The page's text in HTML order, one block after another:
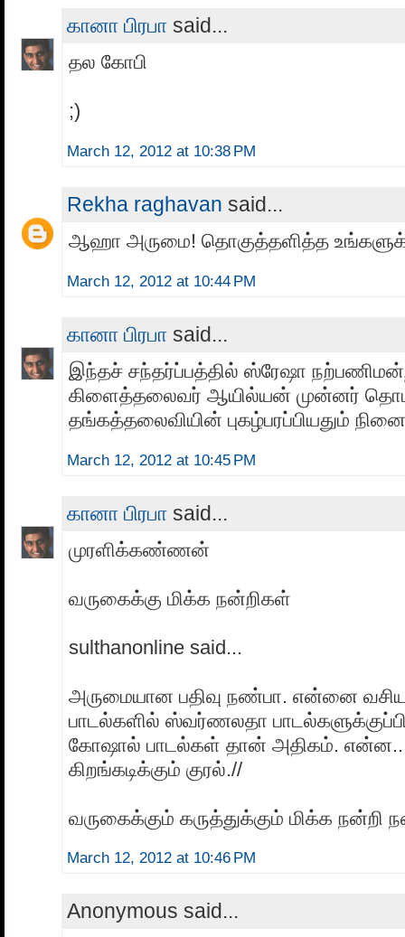
கானா பிரபா said...
தல கோபி
;)
March 12, 2012 at 10:38 PM
Rekha raghavan said...
ஆஹா அருமை! தொகுத்தளித்த
March 12, 2012 at 10:44 PM
கானா பிரபா said...
இந்தச் சந்தர்ப்பத்தில் ஸ்ரேஷா
கிளைத்தலைவர் ஆயில்யன் முன்னர்
தங்கத்தலைவியின் புகழ்பரப்பியதும்
March 12, 2012 at 10:45 PM
கானா பிரபா said...
முரளிக்கண்ணன்
வருகைக்கு மிக்க நன்றிகள்
sulthanonline said...
அருமையான பதிவு நண்பா. என்னை
பாடல்களில் ஸ்வர்ணலதா
கோஷால் பாடல்கள் தான் அதிகம்.
கிறங்கடிக்கும் குரல்.//
வருகைக்கும் கருத்துக்கும் மிக்க நன்றி
March 12, 2012 at 10:46 PM
Anonymous said...